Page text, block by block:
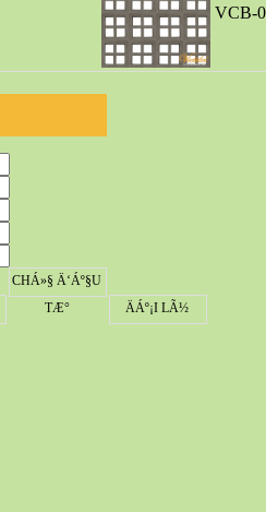
VCB-
CHÁ»§ Ä‘Áº§U
TÆ°
ÄÁº¡I LÃ½